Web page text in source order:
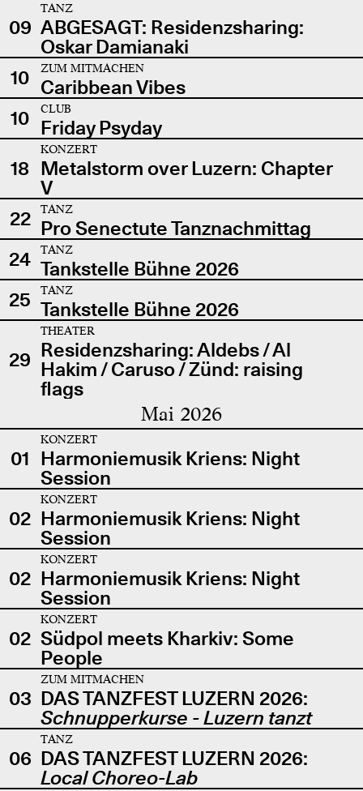
09
TANZ
ABGESAGT: Residenzsharing:
Oskar Damianaki
10
ZUM MITMACHEN
Caribbean Vibes
10
CLUB
Friday Psyday
18
KONZERT
Metalstorm over Luzern: Chapter
V
22
TANZ
Pro Senectute Tanznachmittag
24
TANZ
Tankstelle Bühne 2026
25
TANZ
Tankstelle Bühne 2026
29
THEATER
Residenzsharing: Aldebs / Al
Hakim / Caruso / Zünd: raising
flags
Mai 2026
01
KONZERT
Harmoniemusik Kriens: Night
Session
02
KONZERT
Harmoniemusik Kriens: Night
Session
02
KONZERT
Harmoniemusik Kriens: Night
Session
02
KONZERT
Südpol meets Kharkiv: Some
People
03
ZUM MITMACHEN
DAS TANZFEST LUZERN 2026:
Schnupperkurse - Luzern tanzt
06
TANZ
DAS TANZFEST LUZERN 2026:
Local Choreo-Lab